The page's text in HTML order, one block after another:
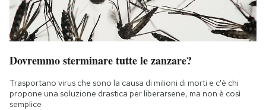
Dovremmo sterminare tutte le zanzare?
Trasportano virus che sono la causa di milioni di morti e c'è chi
propone una soluzione drastica per liberarsene, ma non è così
semplice